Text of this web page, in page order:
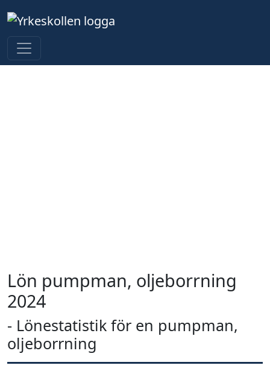
Lön pumpman, oljeborrning
2024
- Lönestatistik för en pumpman,
oljeborrning